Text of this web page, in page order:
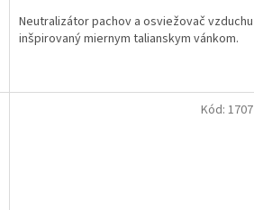
Neutralizátor pachov a osviežovač vzduchu
inšpirovaný miernym talianskym vánkom.
Kód: 1707